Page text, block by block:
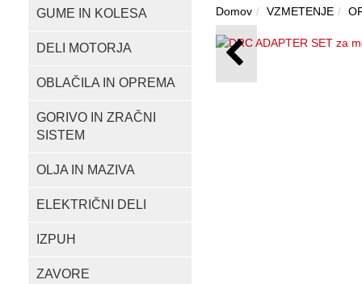
GUME IN KOLESA
DELI MOTORJA
OBLAČILA IN OPREMA
GORIVO IN ZRAČNI
SISTEM
OLJA IN MAZIVA
ELEKTRIČNI DELI
IZPUH
ZAVORE
Domov VZMETENJE